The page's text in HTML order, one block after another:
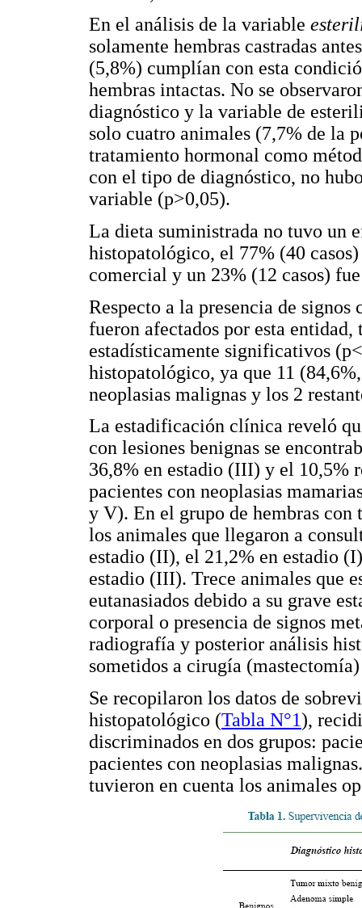
En el análisis de la variable
solamente hembras castradas
(5,8%) cumplían con esta
hembras intactas. No se
diagnóstico y la variable de
solo cuatro animales (7,7% de la
tratamiento hormonal como
con el tipo de diagnóstico, no
variable (p>0,05).
La dieta suministrada no tuvo un
histopatológico, el 77% (40
comercial y un 23% (12 casos)
Respecto a la presencia de
fueron afectados por esta
estadísticamente significativos
histopatológico, ya que 11
neoplasias malignas y los 2
La estadificación clínica reveló
con lesiones benignas se
36,8% en estadio (III) y el 10,5%
pacientes con neoplasias
y V). En el grupo de hembras
los animales que llegaron a
estadio (II), el 21,2% en estadio
estadio (III). Trece animales que
eutanasiados debido a su grave
corporal o presencia de signos
radiografía y posterior análisis
sometidos a cirugía
Se recopilaron los datos de
histopatológico (Tabla N°1),
discriminados en dos grupos:
pacientes con neoplasias
tuvieron en cuenta los animales